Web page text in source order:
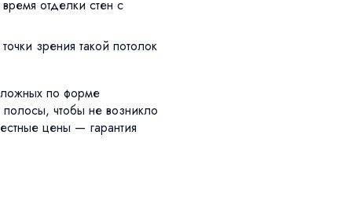
отделки стен с
зрения такой потолок
по форме
полосы, чтобы не возникло
цены — гарантия